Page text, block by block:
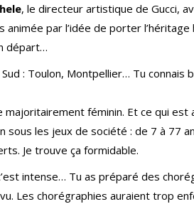
, le directeur artistique de Gucci,
animée par l’idée de porter
départ…
: Toulon, Montpellier… Tu connais
féminin. Et ce qui est
sous les jeux de société : de 7 à 77
Je trouve ça formidable.
intense… Tu as préparé des
Les chorégraphies auraient trop